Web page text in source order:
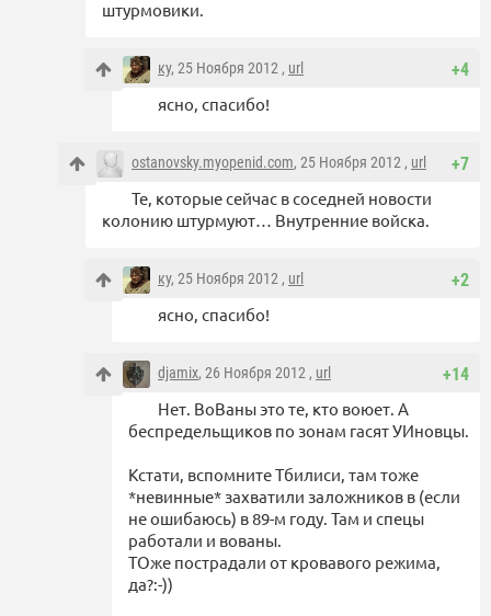
штурмовики.
+4
ку, 25 Ноября 2012 , url
ясно, спасибо!
+7
ostanovsky.myopenid.com, 25 Ноября 2012 , url
Те, которые сейчас в соседней новости
колонию штурмуют… Внутренние войска.
+2
ку, 25 Ноября 2012 , url
ясно, спасибо!
+14
djamix, 26 Ноября 2012 , url
Нет. ВоВаны это те, кто воюет. А
беспредельщиков по зонам гасят УИновцы.
Кстати, вспомните Тбилиси, там тоже
*невинные* захватили заложников в (если
не ошибаюсь) в 89-м году. Там и спецы
работали и вованы.
ТОже пострадали от кровавого режима,
да?:-))